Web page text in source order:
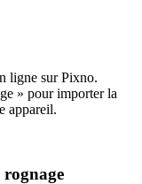
ligne sur Pixno.
» pour importer la
appareil.
rognage